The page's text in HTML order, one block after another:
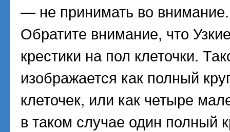
— не принимать во внимание.
Обратите внимание, что
крестики на пол клеточки.
изображается как полный
клеточек, или как четыре
в таком случае один полный